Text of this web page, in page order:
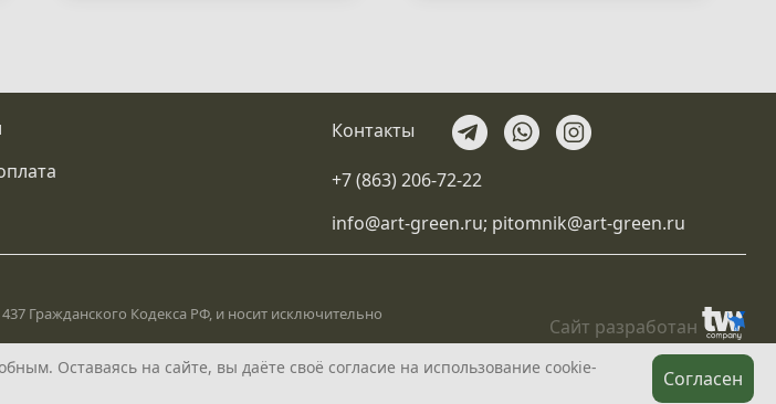
Оставаясь на сайте, вы даёте своё согласие на использование cookie-
Согласен
Контакты
+7 (863) 206-72-22
info@art-green.ru; pitomnik@art-green.ru
Гражданского Кодекса РФ, и носит исключительно
Сайт разработан